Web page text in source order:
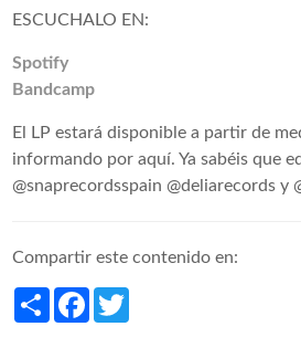
ESCUCHALO EN:
Spotify
Bandcamp
El LP estará disponible a partir de
informando por aquí. Ya sabéis que
@snaprecordsspain @deliarecords y
Compartir este contenido en:
ShareFacebook